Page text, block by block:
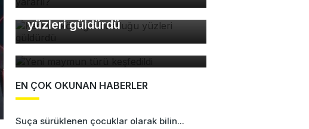
Kedi ve köpeğin dostluğu
yüzleri güldürdü
Yeni maymun türü keşfedildi
EN ÇOK OKUNAN HABERLER
Suça sürüklenen çocuklar olarak bilin...